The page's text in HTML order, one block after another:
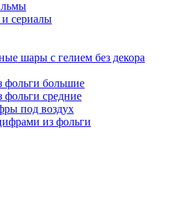
сериалы
шары с гелием без декора
большие
средние
под воздух
из фольги